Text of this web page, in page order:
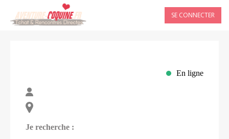
SE CONNECTER
En ligne
Je recherche :